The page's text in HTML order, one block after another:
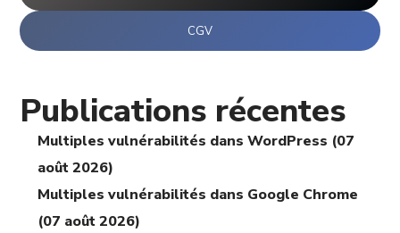
CGV
Publications récentes
Multiples vulnérabilités dans WordPress (07
août 2026)
Multiples vulnérabilités dans Google Chrome
(07 août 2026)